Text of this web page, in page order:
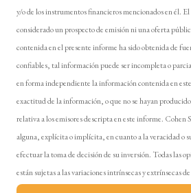
y/o de los instrumentos financieros mencionados en él.
considerado un prospecto de emisión ni una oferta
contenida en el presente informe ha sido obtenida de
confiables, tal información puede ser incompleta o
en forma independiente la información contenida en
exactitud de la información, o que no se hayan
relativa a los emisores descripta en este informe. Cohen
alguna, explícita o implícita, en cuanto a la veracidad o
efectuar la toma de decisión de su inversión. Todas las
están sujetas a las variaciones intrínsecas y extrínsecas